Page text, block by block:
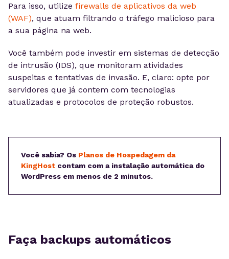
Para isso, utilize firewalls de aplicativos da web
(WAF), que atuam filtrando o tráfego malicioso para
a sua página na web.
Você também pode investir em sistemas de detecção
de intrusão (IDS), que monitoram atividades
suspeitas e tentativas de invasão. E, claro: opte por
servidores que já contem com tecnologias
atualizadas e protocolos de proteção robustos.
Você sabia? Os Planos de Hospedagem da
KingHost contam com a instalação automática do
WordPress em menos de 2 minutos.
Faça backups automáticos